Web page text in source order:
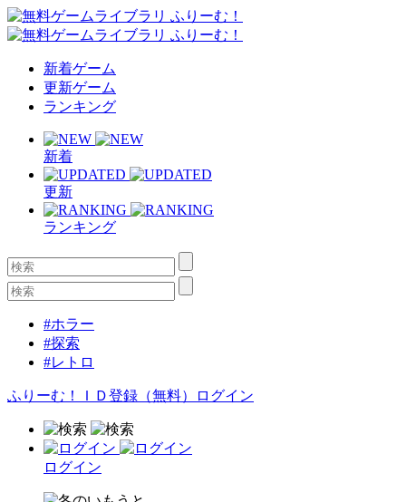
新着ゲーム
更新ゲーム
ランキング
新着
更新
ランキング
#ホラー
#探索
#レトロ
ふりーむ！ＩＤ登録（無料） ログイン
ログイン